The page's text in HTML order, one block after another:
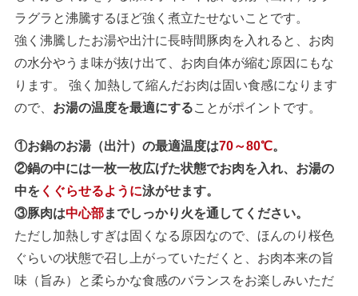
ラグラと沸騰するほど強く煮立たせないことです。
強く沸騰したお湯や出汁に長時間豚肉を入れると、お肉
の水分やうま味が抜け出て、お肉自体が縮む原因にもな
ります。 強く加熱して縮んだお肉は固い食感になります
ので、 お湯の温度を最適にすることがポイントです。
①お鍋のお湯（出汁）の最適温度は70～80℃。
②鍋の中には一枚一枚広げた状態でお肉を入れ、お湯の
中を くぐらせるように泳がせます。
③豚肉は中心部までしっかり火を通してください。
ただし加熱しすぎは固くなる原因なので、ほんのり桜色
ぐらいの状態で召し上がっていただくと、お肉本来の旨
味（旨み）と柔らかな食感のバランスをお楽しみいただ